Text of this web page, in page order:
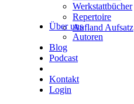
Werkstattbücher
Repertoire
Aufland Aufsatz
Über uns
Autoren
Blog
Podcast
Kontakt
Login